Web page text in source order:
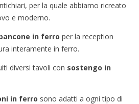
per la quale abbiamo ricreato
e moderno.
in ferro per la reception
interamente in ferro.
diversi tavoli con sostengo in
in ferro sono adatti a ogni tipo di